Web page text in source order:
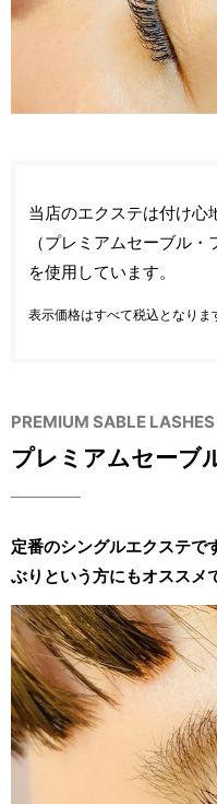
当店のエクステは付け心
（プレミアムセーブル
を使用しています。
表示価格はすべて税込となりま
PREMIUM SABLE LASHES
プレミアムセーブ
定番のシングルエクステで
ぶりという方にもオススメ